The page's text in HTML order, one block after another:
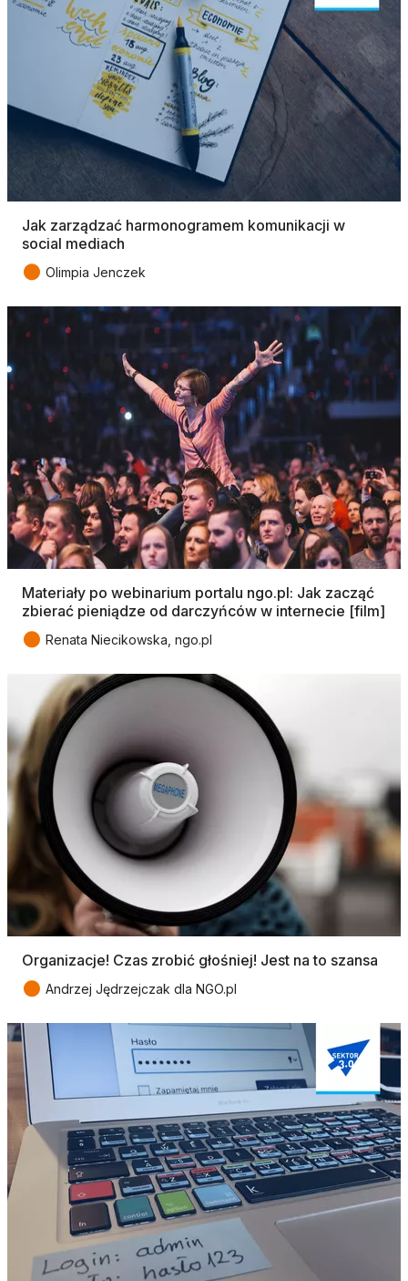
Jak zarządzać harmonogramem komunikacji w
social mediach
● Olimpia Jenczek
Materiały po webinarium portalu ngo.pl: Jak zacząć
zbierać pieniądze od darczyńców w internecie [film]
● Renata Niecikowska, ngo.pl
Organizacje! Czas zrobić głośniej! Jest na to szansa
● Andrzej Jędrzejczak dla NGO.pl